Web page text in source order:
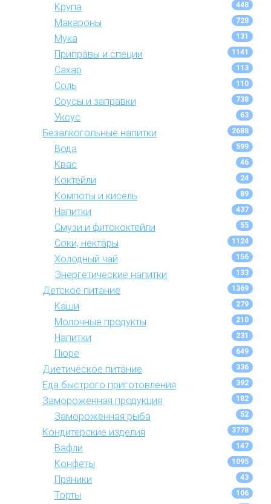
Крупа 448
Макароны 728
Мука 131
Приправы и специи 1141
Сахар 113
Соль 110
Соусы и заправки 738
Уксус 63
Безалкогольные напитки 2688
Вода 599
Квас 46
Коктейли 24
Компоты и кисель 89
Напитки 437
Смузи и фитококтейли 55
Соки, нектары 1124
Холодный чай 156
Энергетические напитки 133
Детское питание 1369
Каши 279
Молочные продукты 210
Напитки 231
Пюре 649
Диетическое питание 336
Еда быстрого приготовления 392
Замороженная продукция 182
Замороженная рыба 52
Кондитерские изделия 3778
Вафли 147
Конфеты 1095
Пряники 43
Торты 106